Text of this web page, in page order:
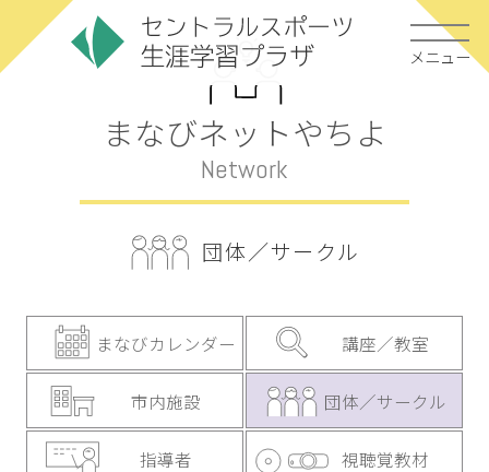
メニュー
まなびネットやちよ
Network
団体／サークル
まなびカレンダー 講座／教室
市内施設 団体／サークル
指導者 視聴覚教材